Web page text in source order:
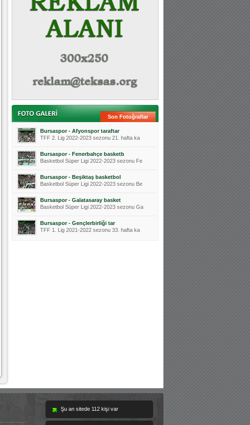
Son Fotoğraflar
Bursaspor - Afyonspor taraftar
TFF 2. Lig 2022-2023 sezonu 21. hafta ka
Bursaspor - Fenerbahçe basketb
Basketbol Süper Ligi 2022-2023 sezonu Fe
Bursaspor - Beşiktaş basketbol
Basketbol Süper Ligi 2022-2023 sezonu Be
Bursaspor - Galatasaray basket
Basketbol Süper Ligi 2022-2023 sezonu Ga
Bursaspor - Gençlerbirliği tar
TFF 1. Lig 2021-2022 sezonu 33. hafta ka